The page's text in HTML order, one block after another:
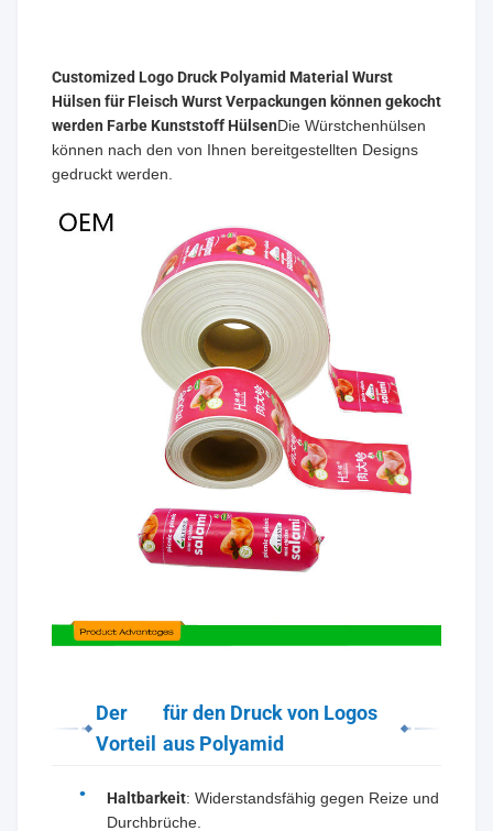
Customized Logo Druck Polyamid Material Wurst
Hülsen für Fleisch Wurst Verpackungen können gekocht
werden Farbe Kunststoff HülsenDie Würstchenhülsen
können nach den von Ihnen bereitgestellten Designs
gedruckt werden.
Der
Vorteil
für den Druck von Logos
aus Polyamid
Haltbarkeit: Widerstandsfähig gegen Reize und
Durchbrüche.